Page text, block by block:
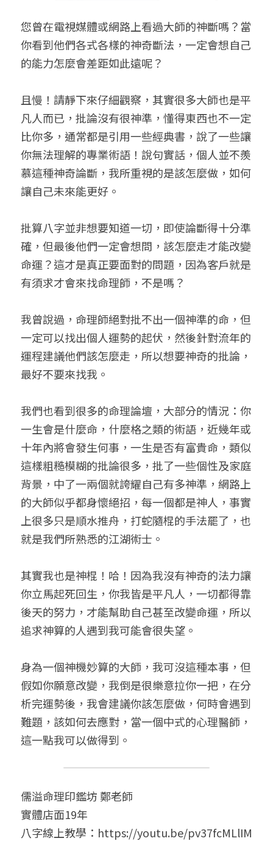
五行計算初階班
五行計算高階班
輕鬆學會科學八字推理
FB粉絲頁
繁體中文
0938617837
support@p8zicourse.com
五行八字線上班
您曾在電視媒體或網路上看過大師的神斷嗎？當
你看到他們各式各樣的神奇斷法，一定會想自己
的能力怎麼會差距如此遠呢？
且慢！請靜下來仔細觀察，其實很多大師也是平
凡人而已，批論沒有很神準，懂得東西也不一定
比你多，通常都是引用一些經典書，說了一些讓
你無法理解的專業術語！說句實話，個人並不羨
慕這種神奇論斷，我所重視的是該怎麼做，如何
讓自己未來能更好。
批算八字並非想要知道一切，即使論斷得十分準
確，但最後他們一定會想問，該怎麼走才能改變
命運？這才是真正要面對的問題，因為客戶就是
有須求才會來找命理師，不是嗎？
我曾說過，命理師絕對批不出一個神準的命，但
一定可以找出個人運勢的起伏，然後針對流年的
運程建議他們該怎麼走，所以想要神奇的批論，
最好不要來找我。
我們也看到很多的命理論壇，大部分的情況：你
一生會是什麼命，什麼格之類的術語，近幾年或
十年內將會發生何事，一生是否有富貴命，類似
這樣粗糙模糊的批論很多，批了一些個性及家庭
背景，中了一兩個就誇耀自己有多神準，網路上
的大師似乎都身懷絕招，每一個都是神人，事實
上很多只是順水推舟，打蛇隨棍的手法罷了，也
就是我們所熟悉的江湖術士。
其實我也是神棍！哈！因為我沒有神奇的法力讓
你立馬起死回生，你我皆是平凡人，一切都得靠
後天的努力，才能幫助自己甚至改變命運，所以
追求神算的人遇到我可能會很失望。
身為一個神機妙算的大師，我可沒這種本事，但
假如你願意改變，我倒是很樂意拉你一把，在分
析完運勢後，我會建議你該怎麼做，何時會遇到
難題，該如何去應對，當一個中式的心理醫師，
這一點我可以做得到。
儒溢命理印鑑坊 鄭老師
實體店面19年
八字線上教學：https://youtu.be/pv37fcMLlIM